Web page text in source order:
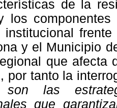
de la
los
institucional
y el Municipio
que afecta
por tanto la
son las
que